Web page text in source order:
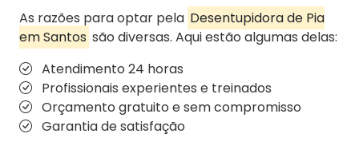
As razões para optar pela Desentupidora de Pia
em Santos são diversas. Aqui estão algumas delas:
Atendimento 24 horas
Profissionais experientes e treinados
Orçamento gratuito e sem compromisso
Garantia de satisfação